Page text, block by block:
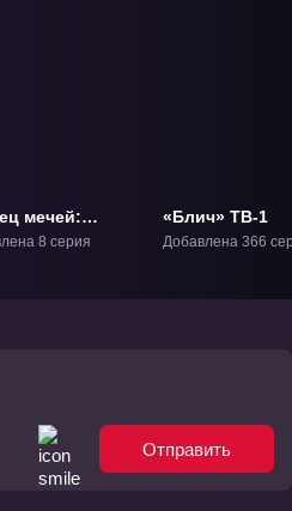
мечей:
8 серия
«Блич» ТВ-1
Добавлена 366
Отправить